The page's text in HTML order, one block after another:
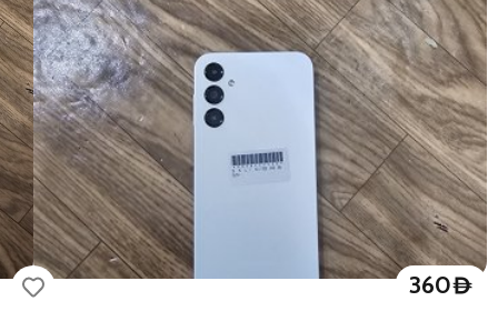
D
360